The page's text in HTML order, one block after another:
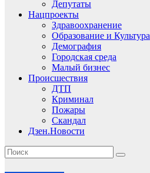
Депутаты
Нацпроекты
Здравоохранение
Образование и Культура
Демография
Городская среда
Малый бизнес
Происшествия
ДТП
Криминал
Пожары
Скандал
Дзен.Новости